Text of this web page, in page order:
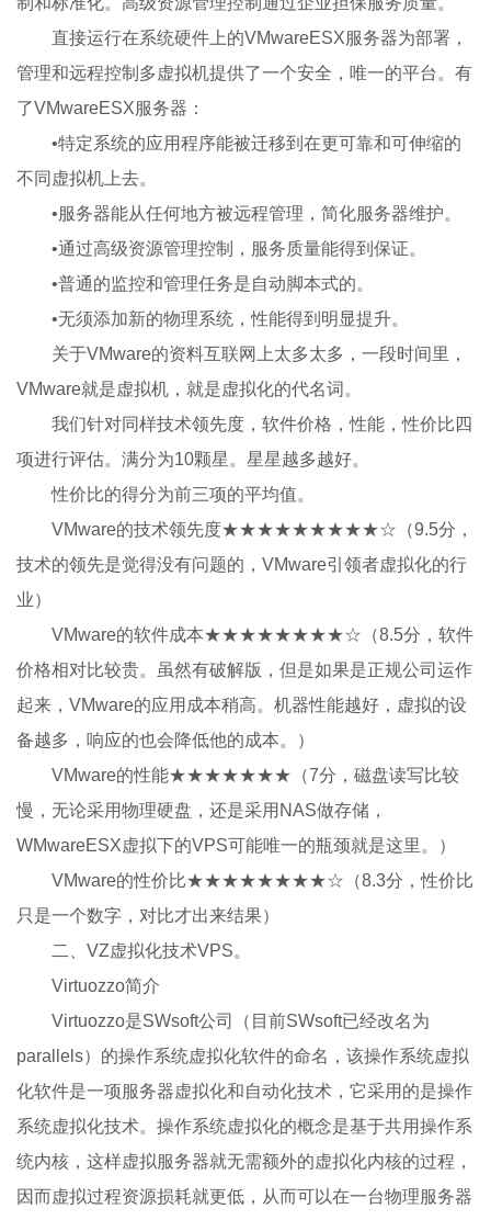
直接运行在系统硬件上的VMwareESX服务器为部署，
管理和远程控制多虚拟机提供了一个安全，唯一的平台。有
了VMwareESX服务器：
•特定系统的应用程序能被迁移到在更可靠和可伸缩的
不同虚拟机上去。
•服务器能从任何地方被远程管理，简化服务器维护。
•通过高级资源管理控制，服务质量能得到保证。
•普通的监控和管理任务是自动脚本式的。
•无须添加新的物理系统，性能得到明显提升。
关于VMware的资料互联网上太多太多，一段时间里，
VMware就是虚拟机，就是虚拟化的代名词。
我们针对同样技术领先度，软件价格，性能，性价比四
项进行评估。满分为10颗星。星星越多越好。
性价比的得分为前三项的平均值。
VMware的技术领先度★★★★★★★★★☆（9.5分，
技术的领先是觉得没有问题的，VMware引领者虚拟化的行
业）
VMware的软件成本★★★★★★★★☆（8.5分，软件
价格相对比较贵。虽然有破解版，但是如果是正规公司运作
起来，VMware的应用成本稍高。机器性能越好，虚拟的设
备越多，响应的也会降低他的成本。）
VMware的性能★★★★★★★（7分，磁盘读写比较
慢，无论采用物理硬盘，还是采用NAS做存储，
WMwareESX虚拟下的VPS可能唯一的瓶颈就是这里。）
VMware的性价比★★★★★★★★☆（8.3分，性价比
只是一个数字，对比才出来结果）
二、VZ虚拟化技术VPS。
Virtuozzo简介
Virtuozzo是SWsoft公司（目前SWsoft已经改名为
parallels）的操作系统虚拟化软件的命名，该操作系统虚拟
化软件是一项服务器虚拟化和自动化技术，它采用的是操作
系统虚拟化技术。操作系统虚拟化的概念是基于共用操作系
统内核，这样虚拟服务器就无需额外的虚拟化内核的过程，
因而虚拟过程资源损耗就更低，从而可以在一台物理服务器